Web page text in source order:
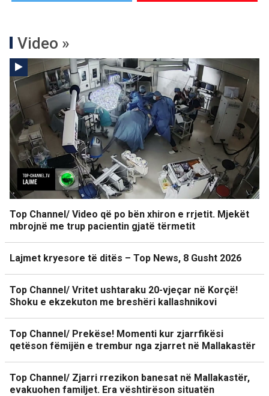
Video »
Top Channel/ Video që po bën xhiron e rrjetit. Mjekët
mbrojnë me trup pacientin gjatë tërmetit
Lajmet kryesore të ditës – Top News, 8 Gusht 2026
Top Channel/ Vritet ushtaraku 20-vjeçar në Korçë!
Shoku e ekzekuton me breshëri kallashnikovi
Top Channel/ Prekëse! Momenti kur zjarrfikësi
qetëson fëmijën e trembur nga zjarret në Mallakastër
Top Channel/ Zjarri rrezikon banesat në Mallakastër,
evakuohen familjet. Era vështirëson situatën